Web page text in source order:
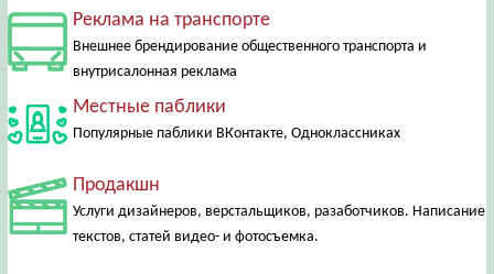
Реклама на транспорте
Внешнее брендирование общественного транспорта и
внутрисалонная реклама
Местные паблики
Популярные паблики ВКонтакте, Одноклассниках
Продакшн
Услуги дизайнеров, верстальщиков, разаботчиков. Написание
текстов, статей видео- и фотосъемка.